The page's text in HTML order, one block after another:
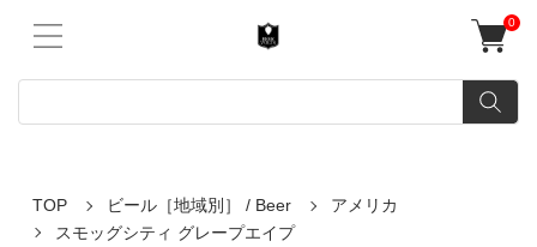
0
TOP ビール［地域別］ / Beer
アメリカ
スモッグシティ グレープエイプ